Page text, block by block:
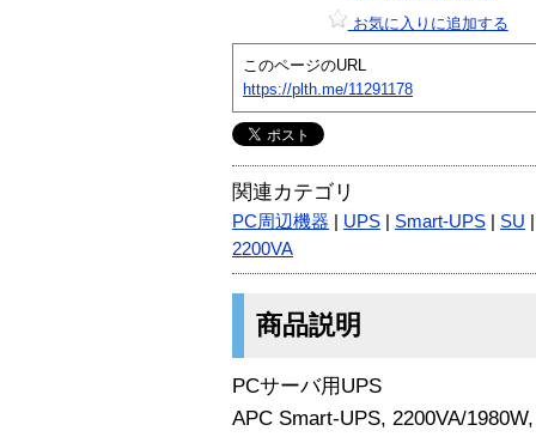
お気に入りに追加する
このページのURL
https://plth.me/11291178
関連カテゴリ
PC周辺機器 UPS Smart-UPS SU
2200VA
商品説明
PCサーバ用UPS
APC Smart-UPS, 2200VA/